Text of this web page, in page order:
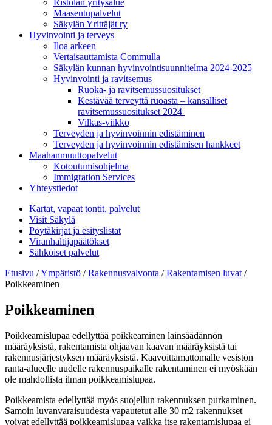
Ristolan yritysalue
Maaseutupalvelut
Säkylän Yrittäjät ry
Hyvinvointi ja terveys
Iloa arkeen
Vertaisauttamista Commulla
Säkylän kunnan hyvinvointisuunnitelma 2024-2025
Hyvinvointi ja ravitsemus
Ruoka- ja ravitsemussuositukset
Kestävää terveyttä ruoasta – kansalliset
ravitsemussuositukset 2024
Vilkas-viikko
Terveyden ja hyvinvoinnin edistäminen
Terveyden ja hyvinvoinnin edistämisen hankkeet
Maahanmuuttopalvelut
Kotoutumisohjelma
Immigration Services
Yhteystiedot
Kartat, vapaat tontit, palvelut
Visit Säkylä
Pöytäkirjat ja esityslistat
Viranhaltijapäätökset
Sähköiset palvelut
Etusivu /Ympäristö /Rakennusvalvonta /Rakentamisen luvat /
Poikkeaminen
Poikkeaminen
Poikkeamislupaa edellyttää poikkeaminen lainsäädännön
määräyksistä, rakentamista ohjaavan kaavan määräyksistä tai
rakennusjärjestyksen määräyksistä. Kaavoittamattomalle vesistön
ranta-alueelle uudelle rakennuspaikalle rakentaminen ei myöskään
ole mahdollista ilman poikkeamislupaa.
Poikkeamista edellyttää myös suojellun rakennuksen purkaminen.
Samoin luvanvaraisuudesta vapautetut alle 30 m2 rakennukset
voivat edellyttää poikkeamislupaa vaikka itse rakentamislupaa ei